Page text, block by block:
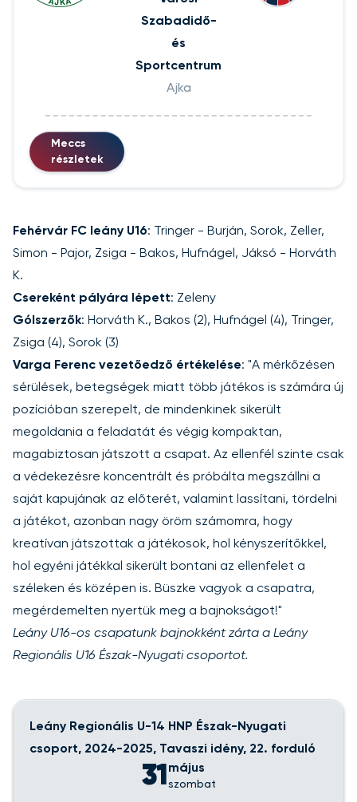
Szabadidő-
és
Sportcentrum
Ajka
Meccs
részletek
Fehérvár FC leány U16: Tringer - Burján, Sorok, Zeller,
Simon - Pajor, Zsiga - Bakos, Hufnágel, Jáksó - Horváth
K.
Csereként pályára lépett: Zeleny
Gólszerzők: Horváth K., Bakos (2), Hufnágel (4), Tringer,
Zsiga (4), Sorok (3)
Varga Ferenc vezetőedző értékelése: "A mérkőzésen
sérülések, betegségek miatt több játékos is számára új
pozícióban szerepelt, de mindenkinek sikerült
megoldania a feladatát és végig kompaktan,
magabiztosan játszott a csapat. Az ellenfél szinte csak
a védekezésre koncentrált és próbálta megszállni a
saját kapujának az előterét, valamint lassítani, tördelni
a játékot, azonban nagy öröm számomra, hogy
kreatívan játszottak a játékosok, hol kényszerítőkkel,
hol egyéni játékkal sikerült bontani az ellenfelet a
széleken és középen is. Büszke vagyok a csapatra,
megérdemelten nyertük meg a bajnokságot!"
Leány U16-os csapatunk bajnokként zárta a Leány
Regionális U16 Észak-Nyugati csoportot.
Leány Regionális U-14 HNP Észak-Nyugati
csoport, 2024-2025, Tavaszi idény, 22. forduló
31 május
szombat